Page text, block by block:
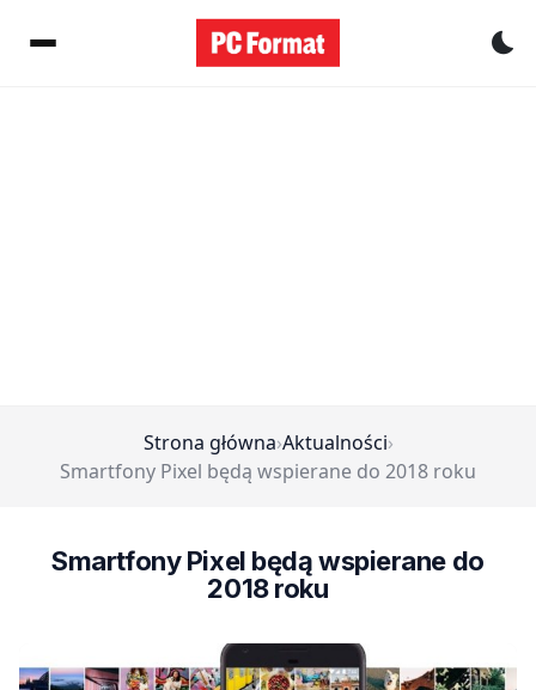
Strona główna›Aktualności›
Smartfony Pixel będą wspierane do 2018 roku
Smartfony Pixel będą wspierane do
2018 roku